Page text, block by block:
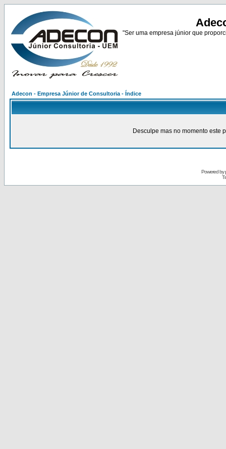
"Ser uma empresa júnior que
Adecon - Empresa Júnior de Consultoria - Índice
Desculpe mas no momento este
Powered by